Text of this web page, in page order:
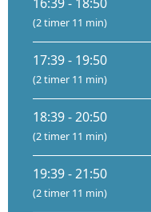
16:39 - 18:50
(2 timer 11 min)
17:39 - 19:50
(2 timer 11 min)
18:39 - 20:50
(2 timer 11 min)
19:39 - 21:50
(2 timer 11 min)